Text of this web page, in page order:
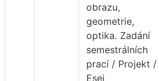
obrazu,
geometrie,
optika. Zadání
semestrálních
prací / Projekt /
Esej